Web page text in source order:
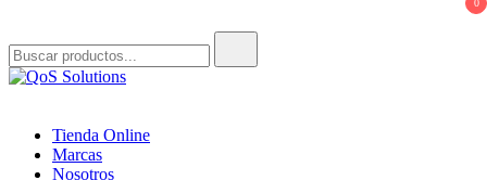
0
Tienda Online
Marcas
Nosotros